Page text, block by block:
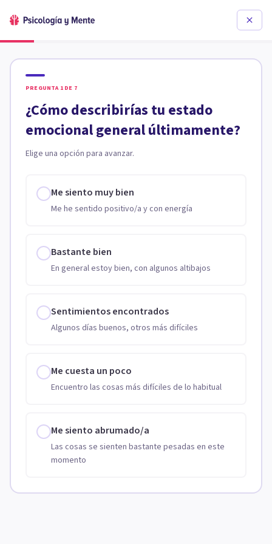
PREGUNTA 1 DE 7
¿Cómo describirías tu estado
emocional general últimamente?
Elige una opción para avanzar.
Me siento muy bien
Me he sentido positivo/a y con energía
Bastante bien
En general estoy bien, con algunos altibajos
Sentimientos encontrados
Algunos días buenos, otros más difíciles
Me cuesta un poco
Encuentro las cosas más difíciles de lo habitual
Me siento abrumado/a
Las cosas se sienten bastante pesadas en este
momento